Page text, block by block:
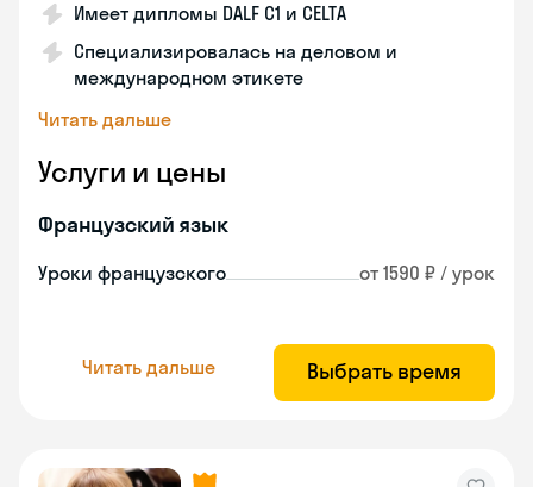
Имеет дипломы DALF C1 и CELTA
Специализировалась на деловом и
международном этикете
Читать дальше
Услуги и цены
Французский язык
Уроки французского от 1590 ₽ / урок
Читать дальше Выбрать время